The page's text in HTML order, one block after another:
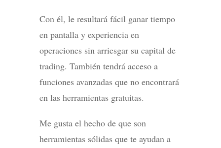
Con él, le resultará fácil ganar tiempo
en pantalla y experiencia en
operaciones sin arriesgar su capital de
trading. También tendrá acceso a
funciones avanzadas que no encontrará
en las herramientas gratuitas.
Me gusta el hecho de que son
herramientas sólidas que te ayudan a